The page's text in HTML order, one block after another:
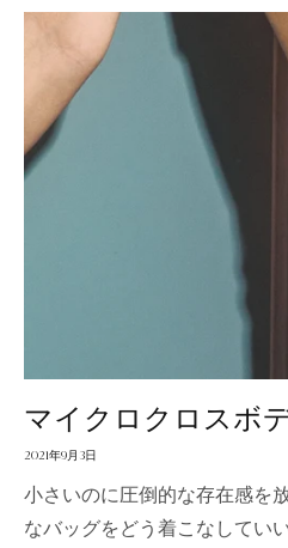
マイクロクロスボ
2021年9月3日
小さいのに圧倒的な存在感を
なバッグをどう着こなしてい